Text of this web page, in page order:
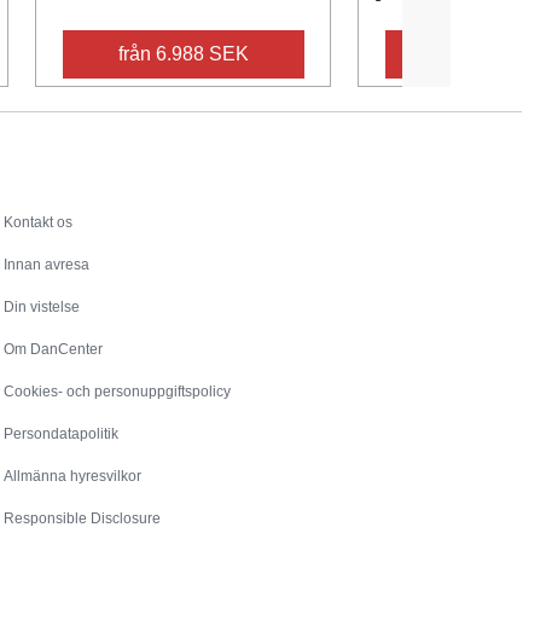
från 6.988 SEK
Kontakt os
Innan avresa
Din vistelse
Om DanCenter
Cookies- och personuppgiftspolicy
Persondatapolitik
Allmänna hyresvilkor
Responsible Disclosure